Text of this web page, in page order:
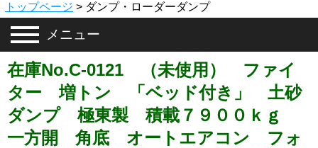
トップページ > ダンプ・ローダーダンプ
メニュー
在庫No.C-0121 （未使用） ファイ
ター 増トン 「ベッド付き」 土砂
ダンプ 極東製 積載７９００ｋｇ
一方開 角底 オートエアコン フォ